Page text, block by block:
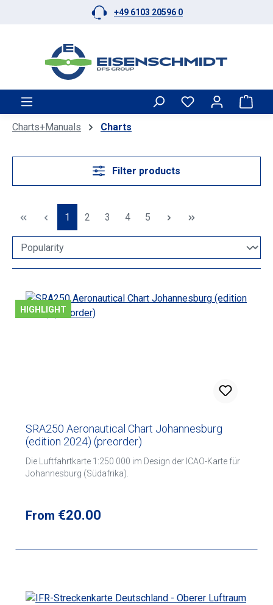
Skip to main content +49 6103 20596 0
Charts+Manuals Charts
Filter products
Page
1 Page
2 Page
3 Page
4 Page
5
HIGHLIGHT
SRA250 Aeronautical Chart Johannesburg
(edition 2024) (preorder)
Die Luftfahrtkarte 1:250 000 im Design der ICAO-Karte für
Johannesburg (Südafrika).
Regular price:
From €20.00